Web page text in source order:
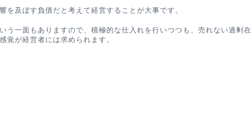
を及ぼす負債だと考えて経営することが大事です。
う一面もありますので、積極的な仕入れを行いつつも、売れない過剰
覚が経営者には求められます。